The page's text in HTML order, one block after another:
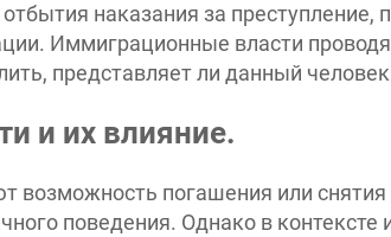
наказания за преступление,
Иммиграционные власти
представляет ли данный
и их влияние.
возможность погашения или снятия
поведения. Однако в